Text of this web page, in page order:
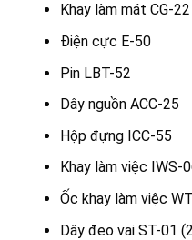
Khay làm mát CG-22
Điện cực E-50
Pin LBT-52
Dây nguồn ACC-25
Hộp đựng ICC-55
Khay làm việc IWS-
Ốc khay làm việc
Dây đeo vai ST-01